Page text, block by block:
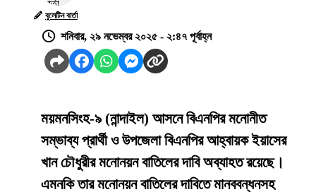
বুলেটিন বার্তা
শনিবার, ২৯ নভেম্বর ২০২৫ - ২:৪৭ পূর্বাহ্ন
ময়মনসিংহ-৯ (নান্দাইল) আসনে বিএনপির মনোনীত
সম্ভাব্য প্রার্থী ও উপজেলা বিএনপির আহ্বায়ক ইয়াসের
খান চৌধুরীর মনোনয়ন বাতিলের দাবি অব্যাহত রয়েছে।
এমনকি তার মনোনয়ন বাতিলের দাবিতে মানববন্ধনসহ